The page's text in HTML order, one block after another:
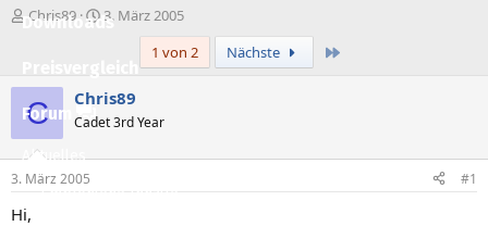
Downloads
Forum
Aktuelles
Empfohlene Inhalte
E
t
e
l
e
r
Chris89
E
t
e
l
m
3. März 2005
1 von 2
Nächste
C Chris89
Cadet 3rd Year
3. März 2005 #1
Hi,